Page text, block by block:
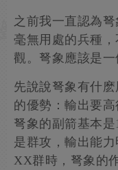
之前我一直認為
毫無用處的兵種
觀。弩象應該是
先說說弩象有什
的優勢：輸出要
弩象的副箭基本
是群攻，輸出能
XX群時，弩象的